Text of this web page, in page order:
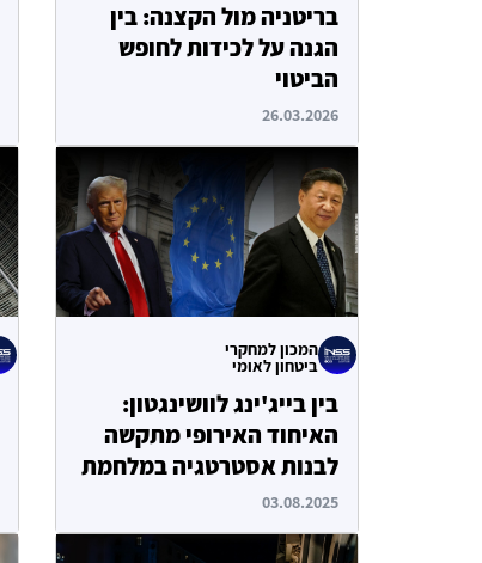
בריטניה מול הקצנה: בין
הגנה על לכידות לחופש
הביטוי
26.03.2026
המכון למחקרי
ביטחון לאומי
בין בייג'ינג לוושינגטון:
האיחוד האירופי מתקשה
לבנות אסטרטגיה במלחמת
הסחר העולמית
03.08.2025